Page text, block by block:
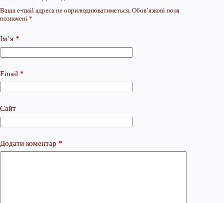
Ваша e-mail адреса не оприлюднюватиметься. Обов’язкові поля
позначені *
Ім’я *
Email *
Сайт
Додати коментар *